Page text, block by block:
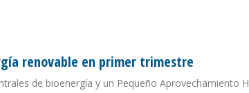
renovable en primer trimestre
de bioenergía y un Pequeño Aprovechamiento